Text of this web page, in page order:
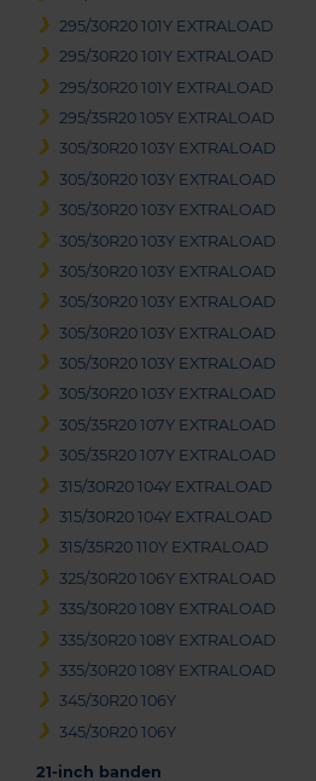
295/30R20 101Y EXTRALOAD
295/30R20 101Y EXTRALOAD
295/30R20 101Y EXTRALOAD
295/35R20 105Y EXTRALOAD
305/30R20 103Y EXTRALOAD
305/30R20 103Y EXTRALOAD
305/30R20 103Y EXTRALOAD
305/30R20 103Y EXTRALOAD
305/30R20 103Y EXTRALOAD
305/30R20 103Y EXTRALOAD
305/30R20 103Y EXTRALOAD
305/30R20 103Y EXTRALOAD
305/30R20 103Y EXTRALOAD
305/35R20 107Y EXTRALOAD
305/35R20 107Y EXTRALOAD
315/30R20 104Y EXTRALOAD
315/30R20 104Y EXTRALOAD
315/35R20 110Y EXTRALOAD
325/30R20 106Y EXTRALOAD
335/30R20 108Y EXTRALOAD
335/30R20 108Y EXTRALOAD
335/30R20 108Y EXTRALOAD
345/30R20 106Y
345/30R20 106Y
21-inch banden